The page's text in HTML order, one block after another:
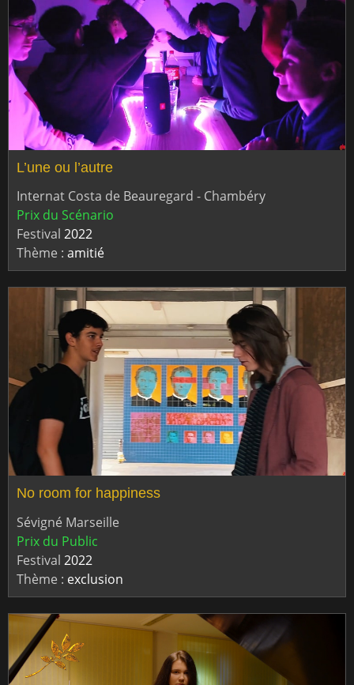
L’une ou l’autre
Internat Costa de Beauregard - Chambéry
Prix du Scénario
Festival 2022
Thème : amitié
No room for happiness
Sévigné Marseille
Prix du Public
Festival 2022
Thème : exclusion